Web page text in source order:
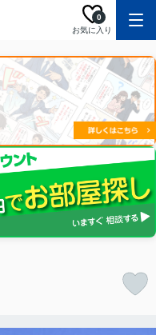
お気に入り
0